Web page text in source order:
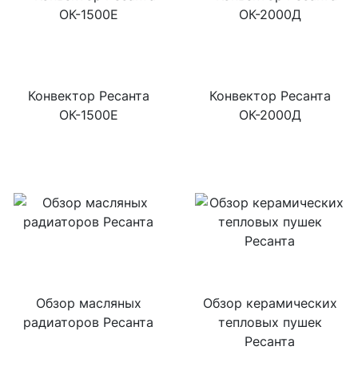
Конвектор Ресанта
ОК-1500Е
Конвектор Ресанта
ОК-2000Д
Обзор масляных
радиаторов Ресанта
Обзор керамических
тепловых пушек
Ресанта